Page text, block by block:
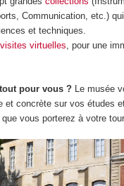
Communication, etc.)
et techniques.
visites virtuelles, pour une
pour vous ? Le musée
et concrète sur vos études
vous porterez à votre tour.